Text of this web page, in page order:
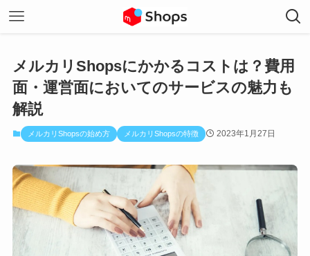
メルカリShopsにかかるコストは？費用
面・運営面においてのサービスの魅力も
解説
メルカリShopsの始め方 メルカリShopsの特徴 2023年1月27日